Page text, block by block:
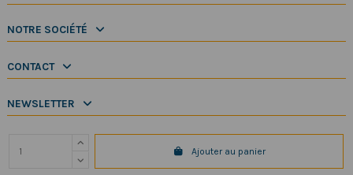
Ajouter au panier
NOTRE SOCIÉTÉ
CONTACT
NEWSLETTER
Copyright 2025 SeaElec.fr - Tous droits réservés